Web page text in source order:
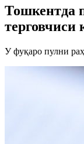
Тошкентда
терговчиси
У фуқаро пулни